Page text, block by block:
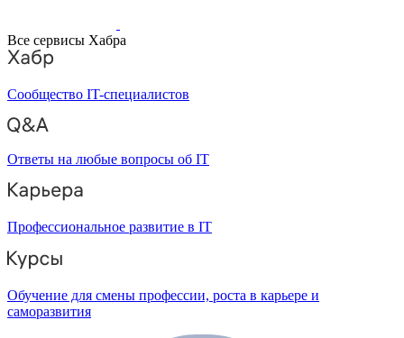
Все сервисы Хабра
Сообщество IT-специалистов
Ответы на любые вопросы об IT
Профессиональное развитие в IT
Обучение для смены профессии, роста в карьере и
саморазвития